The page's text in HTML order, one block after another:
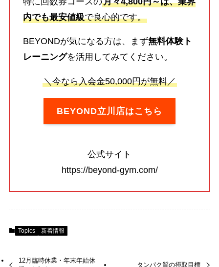
内でも最安値級で良心的です。
BEYONDが気になる方は、まず無料体験ト
レーニングを活用してみてください。
＼今なら入会金50,000円が無料／
BEYOND立川店はこちら
公式サイト
https://beyond-gym.com/
Topics 新着情報
12月臨時休業・年末年始休
タンパク質の摂取目標